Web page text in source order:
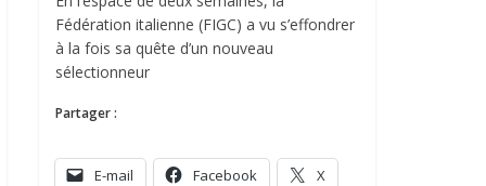
Fédération italienne (FIGC) a vu s’effondrer
à la fois sa quête d’un nouveau
sélectionneur
Partager :
E-mail Facebook X